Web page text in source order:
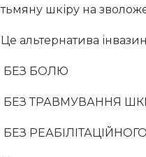
тьмяну шкіру на
Це альтернатива
БЕЗ БОЛЮ
БЕЗ ТРАВМУВАННЯ
БЕЗ